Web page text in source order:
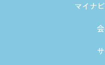
マイナ